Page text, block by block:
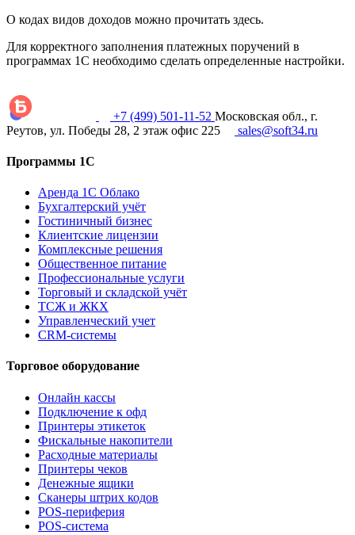
О кодах видов доходов можно прочитать здесь.
Для корректного заполнения платежных поручений в
программах 1С необходимо сделать определенные настройки.
+7 (499) 501-11-52 Московская обл., г.
Реутов, ул. Победы 28, 2 этаж офис 225
sales@soft34.ru
Программы 1С
Аренда 1С Облако
Бухгалтерский учёт
Гостиничный бизнес
Клиентские лицензии
Комплексные решения
Общественное питание
Профессиональные услуги
Торговый и складской учёт
ТСЖ и ЖКХ
Управленческий учет
CRM-системы
Торговое оборудование
Онлайн кассы
Подключение к офд
Принтеры этикеток
Фискальные накопители
Расходные материалы
Принтеры чеков
Денежные ящики
Сканеры штрих кодов
POS-периферия
POS-система